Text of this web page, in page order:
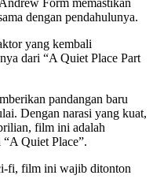
dengan pendahulunya.
yang kembali
dari “A Quiet Place Part
pandangan baru
Dengan narasi yang kuat,
film ini adalah
“A Quiet Place”.
fi, film ini wajib ditonton